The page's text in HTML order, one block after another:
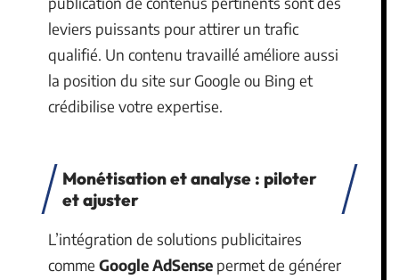
leviers puissants pour attirer un trafic
qualifié. Un contenu travaillé améliore aussi
la position du site sur Google ou Bing et
crédibilise votre expertise.
Monétisation et analyse : piloter
et ajuster
L’intégration de solutions publicitaires
comme Google AdSense permet de générer